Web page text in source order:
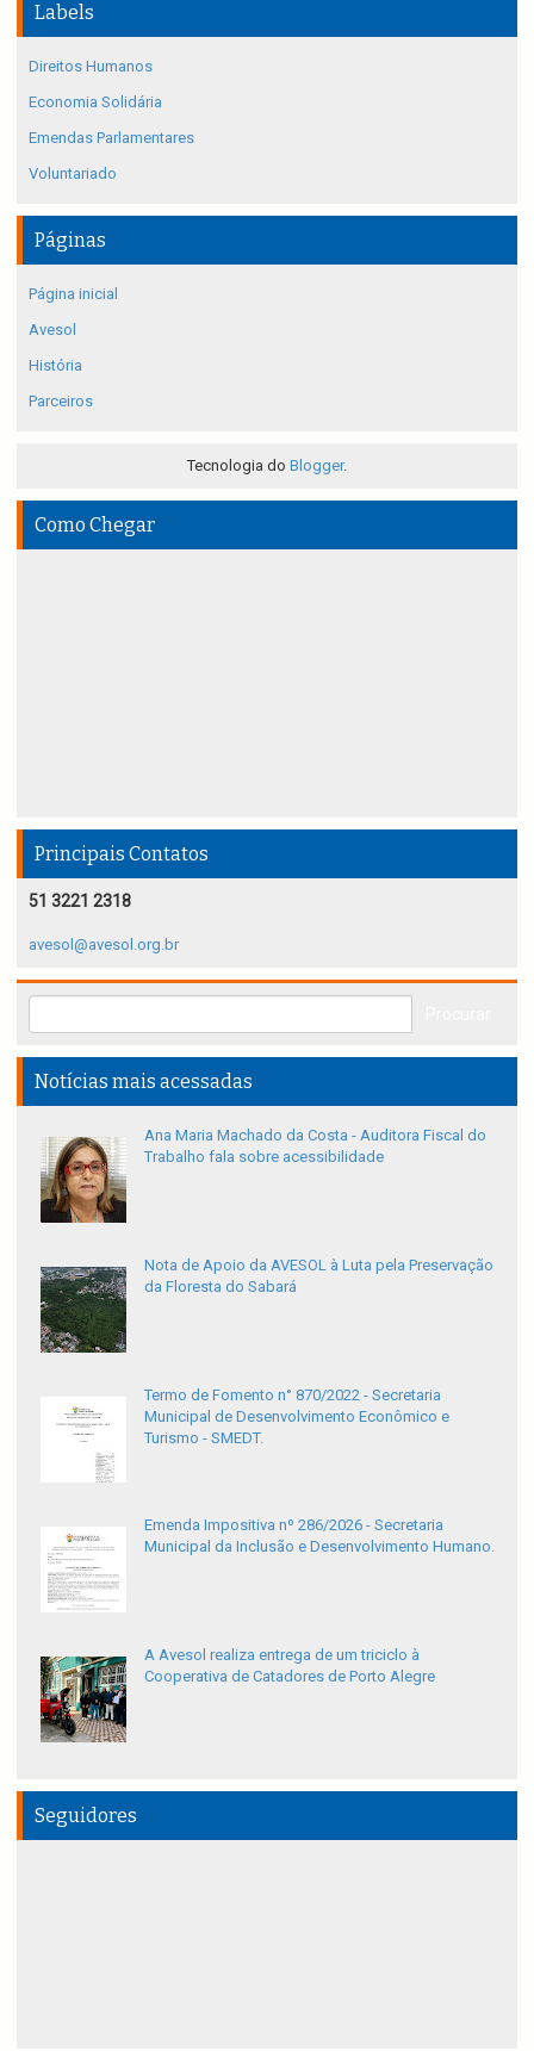
Labels
Direitos Humanos
Economia Solidária
Emendas Parlamentares
Voluntariado
Páginas
Página inicial
Avesol
História
Parceiros
Tecnologia do Blogger.
Como Chegar
Principais Contatos
51 3221 2318
avesol@avesol.org.br
Notícias mais acessadas
Ana Maria Machado da Costa - Auditora Fiscal do
Trabalho fala sobre acessibilidade
Nota de Apoio da AVESOL à Luta pela Preservação
da Floresta do Sabará
Termo de Fomento n° 870/2022 - Secretaria
Municipal de Desenvolvimento Econômico e
Turismo - SMEDT.
Emenda Impositiva nº 286/2026 - Secretaria
Municipal da Inclusão e Desenvolvimento Humano.
A Avesol realiza entrega de um triciclo à
Cooperativa de Catadores de Porto Alegre
Seguidores